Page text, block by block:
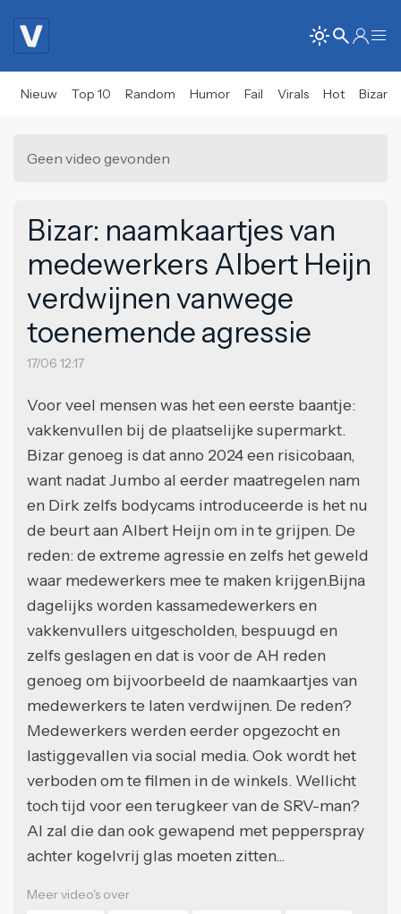
Nieuw Top 10 Random Humor Fail Virals Hot Bizar
Geen video gevonden
Bizar: naamkaartjes van
medewerkers Albert Heijn
verdwijnen vanwege
toenemende agressie
17/06 12:17
Voor veel mensen was het een eerste baantje:
vakkenvullen bij de plaatselijke supermarkt.
Bizar genoeg is dat anno 2024 een risicobaan,
want nadat Jumbo al eerder maatregelen nam
en Dirk zelfs bodycams introduceerde is het nu
de beurt aan Albert Heijn om in te grijpen. De
reden: de extreme agressie en zelfs het geweld
waar medewerkers mee te maken krijgen.Bijna
dagelijks worden kassamedewerkers en
vakkenvullers uitgescholden, bespuugd en
zelfs geslagen en dat is voor de AH reden
genoeg om bijvoorbeeld de naamkaartjes van
medewerkers te laten verdwijnen. De reden?
Medewerkers werden eerder opgezocht en
lastiggevallen via social media. Ook wordt het
verboden om te filmen in de winkels. Wellicht
toch tijd voor een terugkeer van de SRV-man?
Al zal die dan ook gewapend met pepperspray
achter kogelvrij glas moeten zitten...
Meer video's over